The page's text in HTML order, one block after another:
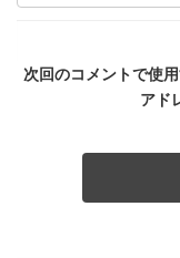
次回のコメントで使
アド